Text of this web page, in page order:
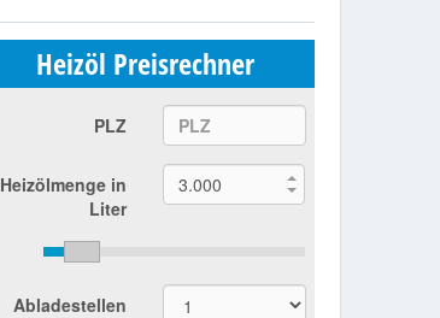
Heizöl Preisrechner
PLZ
Heizölmenge in
Liter
Abladestellen